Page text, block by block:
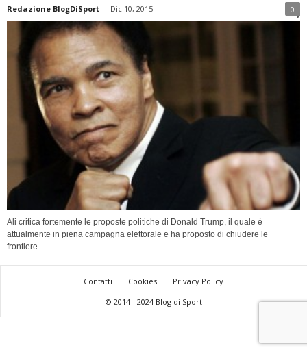
Redazione BlogDiSport - Dic 10, 2015 0
Ali critica fortemente le proposte politiche di Donald Trump, il quale è
attualmente in piena campagna elettorale e ha proposto di chiudere le
frontiere...
Contatti Cookies
Privacy Policy
© 2014 - 2024 Blog di Sport